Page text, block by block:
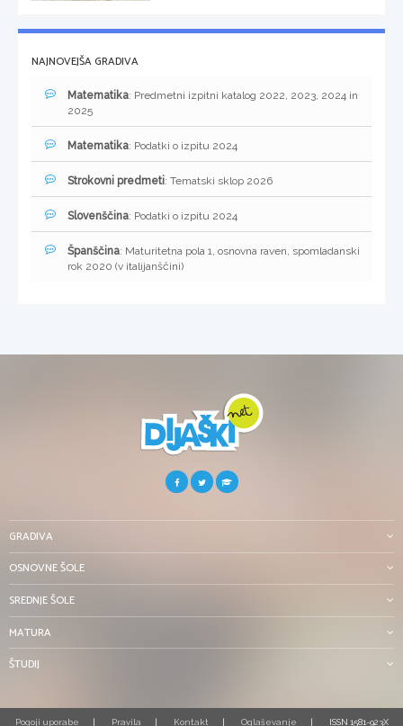
NAJNOVEJŠA GRADIVA
Matematika: Predmetni izpitni katalog 2022, 2023, 2024 in
2025
Matematika: Podatki o izpitu 2024
Strokovni predmeti: Tematski sklop 2026
Slovenščina: Podatki o izpitu 2024
Španščina: Maturitetna pola 1, osnovna raven, spomladanski
rok 2020 (v italijanščini)
GRADIVA
OSNOVNE ŠOLE
SREDNJE ŠOLE
MATURA
ŠTUDIJ
Pogoji uporabe Pravila Kontakt Oglaševanje ISSN 1581-923X